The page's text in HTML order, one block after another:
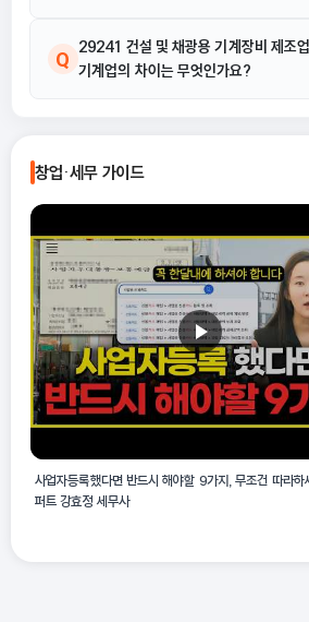
A 이 산업은 건설 또는 광업용의 굴착, 채굴
용하는 각종 토목공사용 기계장비 및 유사
기, 그리고 광산 등에서 사용하기 위해 특수
Q
29241 건설 및 채광용 기계장비 제조
기계업의 차이는 무엇인가요?
된 비도로 주행용 덤프 트럭 등) 제조에 중
철골구조물 제조업이나 기타 금속제품 제
특정 토목공사용 기계장비의 제조 활동을
수 있습니다.
창업·세무 가이드
사업자등록했다면 반드시 해야할 9가지, 무조건 따라
퍼트 강효정 세무사